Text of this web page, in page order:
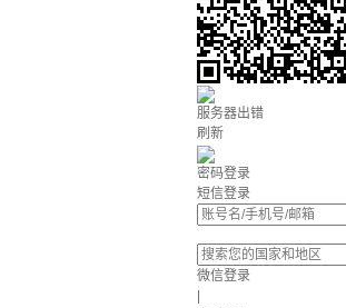
服务器出错
刷新
密码登录
短信登录
微信登录